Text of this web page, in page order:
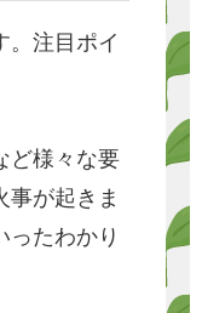
。注目ポイ
ど様々な要
事が起きま
ったわかり